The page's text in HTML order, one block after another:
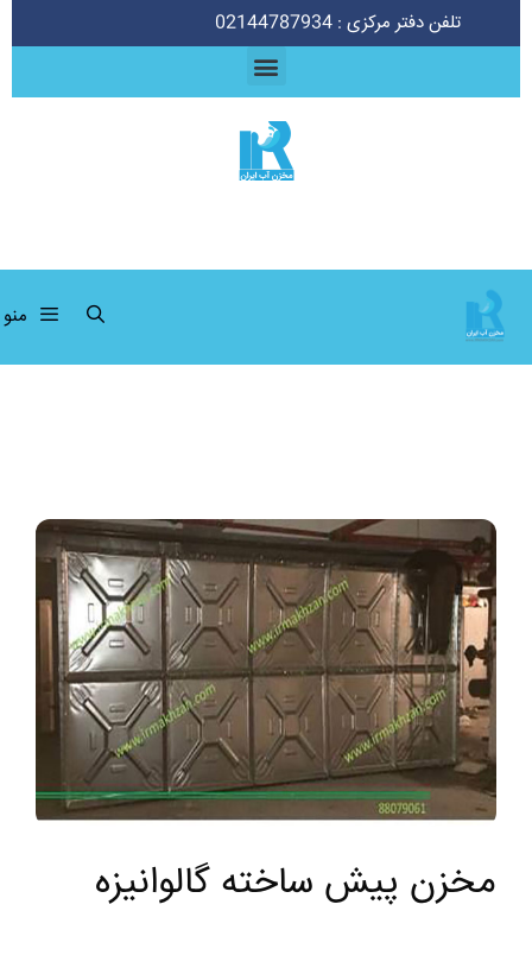
تلفن دفتر مرکزی : 02144787934
منو
مخزن پیش ساخته گالوانیزه